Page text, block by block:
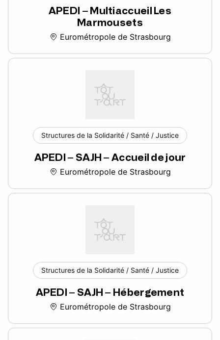
APEDI – Multiaccueil Les
Marmousets
Eurométropole de Strasbourg
Structures de la Solidarité / Santé / Justice
APEDI – SAJH – Accueil de jour
Eurométropole de Strasbourg
Structures de la Solidarité / Santé / Justice
APEDI – SAJH – Hébergement
Eurométropole de Strasbourg